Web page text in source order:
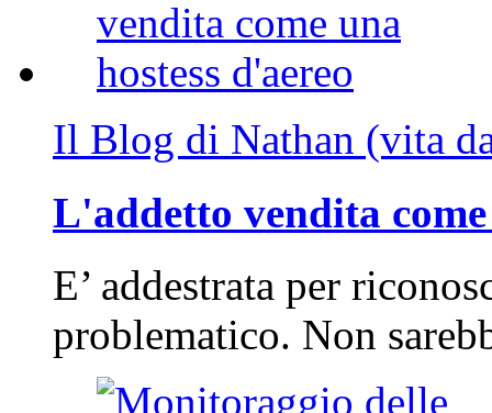
Il Blog di Nathan (vita
L'addetto vendita
E’ addestrata per
problematico. Non